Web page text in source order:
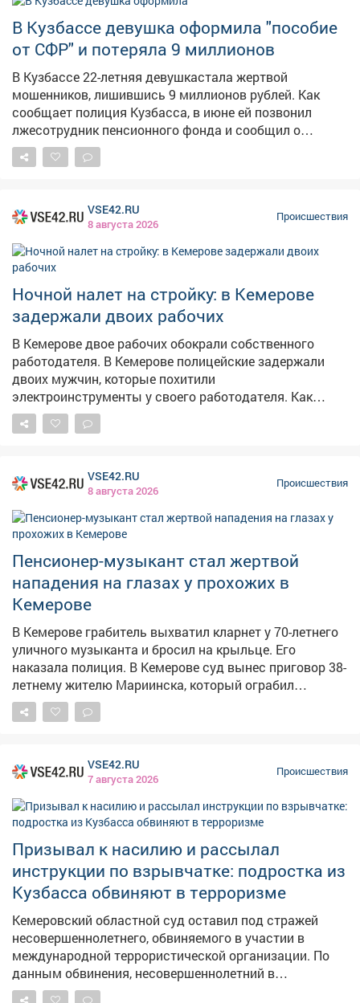
В Кузбассе девушка оформила "пособие
от СФР" и потеряла 9 миллионов
В Кузбассе 22-летняя девушкастала жертвой
мошенников, лишившись 9 миллионов рублей. Как
сообщает полиция Кузбасса, в июне ей позвонил
лжесотрудник пенсионного фонда и сообщил о
возможности получить социальное пособие. Женщина
продиктовала номер СНИЛС, а затем ей начали
оформляют кредиты, и потребовали передать все
накопления для "проверки". Несмотря на то, что
потерпевшая знала о подобных схемах, она
обналичила деньги в банкоматах Топок и Кемерова и
передала их курьеру. Только спустя время она поняла,
что её обманули, и обратилась в полицию. Сейчас
полицейские устанавливают подозреваемых.
Возбуждено уголовное дело по статье о
мошенничестве, максимальное наказание – до 10 лет
лишения свободы.
VSE42.RU
8 августа 2026
Происшествия
Ночной налет на стройку: в Кемерове
задержали двоих рабочих
В Кемерове двое рабочих обокрали собственного
работодателя. В Кемерове полицейские задержали
двоих мужчин, которые похитили
электроинструменты у своего работодателя. Как
сообщает полиция Кузбасса, 40-летний директор
строительного бокса для грузовых автомобилей
сумму более 45 тысяч рублей. Сотрудники уголовного
розыска установили личности подозреваемых – 22-
летнего и ранее судимого 29-летнего местных
жителей. Оказалось, что они подрабатывали у
потерпевшего на стройке. Ночью мужчины приехали
на площадку, разбили стекло в окне вагончика и
похитили углошлифовальную машину, сварочный
аппарат и четыре колеса. Часть похищенного они
сдали в комиссионный магазин, инструменты
продали прохожему. Теперь обоим грозит до пяти лет
лишения свободы.
VSE42.RU
8 августа 2026
Происшествия
Пенсионер-музыкант стал жертвой
нападения на глазах у прохожих в
Кемерове
В Кемерове грабитель выхватил кларнет у 70-летнего
уличного музыканта и бросил на крыльце. Его
наказала полиция. В Кемерове суд вынес приговор 38-
летнему жителю Мариинска, который ограбил
уличного музыканта. Как сообщает полиция Кузбасса,
в августе прошлого года мужчина подошёл к 70-
выхватил инструмент и скрылся. Ущерб составил
около 55 тысяч рублей. Полицейские задержали
грабителя. В ходе расследования выяснилось, что
кларнет он бросил на крыльце подъезда одного из
многоквартирных домов. Инструмент нашли и
вернули законному владельцу. Суд признал мужчину
виновным в грабеже и назначил ему 2 года 9 месяцев
лишения свободы с отбыванием в колонии общего
режима.
VSE42.RU
7 августа 2026
Происшествия
Призывал к насилию и рассылал
инструкции по взрывчатке: подростка из
Кузбасса обвиняют в терроризме
Кемеровский областной суд оставил под стражей
несовершеннолетнего, обвиняемого в участии в
международной террористической организации. По
данным обвинения, несовершеннолетний в
социальных сетях размещал изображения и